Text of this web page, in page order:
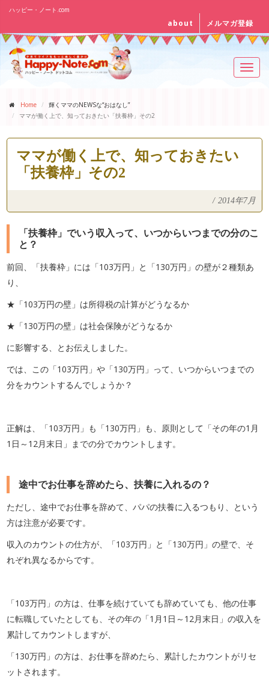
ハッピー・ノート.com
about メルマガ登録
Home
輝くママのNEWSな“おはなし”
ママが働く上で、知っておきたい「扶養枠」その2
ママが働く上で、知っておきたい
「扶養枠」その2
/ 2014年7月
「扶養枠」でいう収入って、いつからいつまでの分のこ
と？
前回、「扶養枠」には「103万円」と「130万円」の壁が２種類あ
り、
★「103万円の壁」は所得税の計算がどうなるか
★「130万円の壁」は社会保険がどうなるか
に影響する、とお伝えしました。
では、この「103万円」や「130万円」って、いつからいつまでの
分をカウントするんでしょうか？
正解は、「103万円」も「130万円」も、原則として「その年の1月
1日～12月末日」までの分でカウントします。
途中でお仕事を辞めたら、扶養に入れるの？
ただし、途中でお仕事を辞めて、パパの扶養に入るつもり、という
方は注意が必要です。
収入のカウントの仕方が、「103万円」と「130万円」の壁で、そ
れぞれ異なるからです。
「103万円」の方は、仕事を続けていても辞めていても、他の仕事
に転職していたとしても、その年の「1月1日～12月末日」の収入を
累計してカウントしますが、
「130万円」の方は、お仕事を辞めたら、累計したカウントがリセ
ットされます。